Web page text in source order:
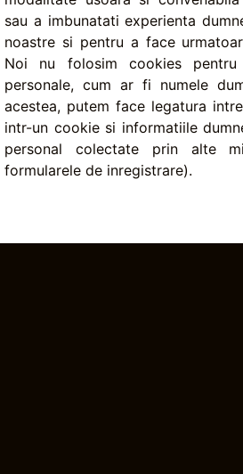
sau a imbunatati experienta
noastre si pentru a face
Noi nu folosim cookies
personale, cum ar fi numele
acestea, putem face legatura
intr-un cookie si informatiile
personal colectate prin alte
formularele de inregistrare).